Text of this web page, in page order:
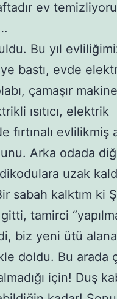
ev
Bu yıl
bastı, evde
çamaşır
ısıtıcı, elektrik
evlilikmiş
Arka odada
uzak
sabah kalktım ki
tamirci
biz yeni ütü
doldu. Bu arada
için! Duş